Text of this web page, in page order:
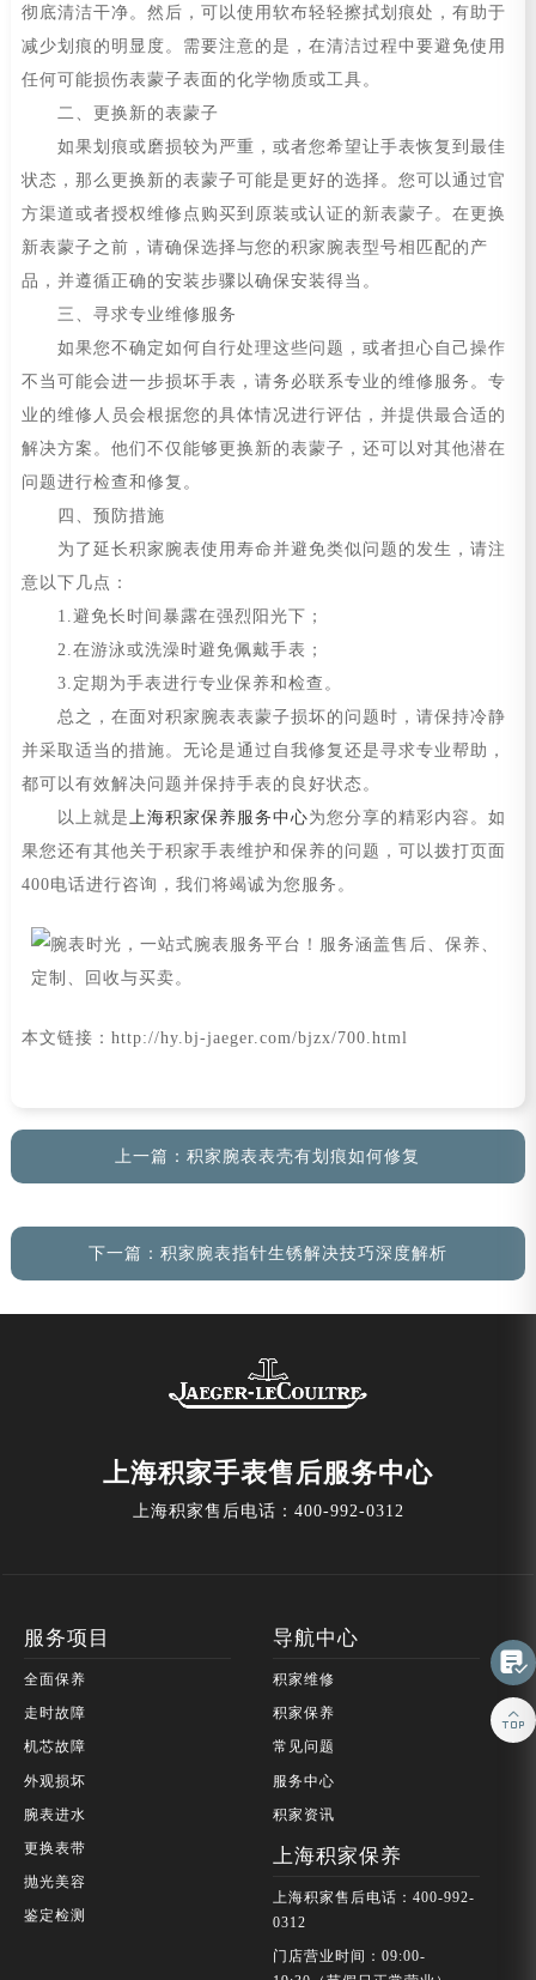
彻底清洁干净。然后，可以使用软布轻轻擦拭划痕处，有助于
减少划痕的明显度。需要注意的是，在清洁过程中要避免使用
任何可能损伤表蒙子表面的化学物质或工具。
二、更换新的表蒙子
如果划痕或磨损较为严重，或者您希望让手表恢复到最佳
状态，那么更换新的表蒙子可能是更好的选择。您可以通过官
方渠道或者授权维修点购买到原装或认证的新表蒙子。在更换
新表蒙子之前，请确保选择与您的积家腕表型号相匹配的产
品，并遵循正确的安装步骤以确保安装得当。
三、寻求专业维修服务
如果您不确定如何自行处理这些问题，或者担心自己操作
不当可能会进一步损坏手表，请务必联系专业的维修服务。专
业的维修人员会根据您的具体情况进行评估，并提供最合适的
解决方案。他们不仅能够更换新的表蒙子，还可以对其他潜在
问题进行检查和修复。
四、预防措施
为了延长积家腕表使用寿命并避免类似问题的发生，请注
意以下几点：
1.避免长时间暴露在强烈阳光下；
2.在游泳或洗澡时避免佩戴手表；
3.定期为手表进行专业保养和检查。
总之，在面对积家腕表表蒙子损坏的问题时，请保持冷静
并采取适当的措施。无论是通过自我修复还是寻求专业帮助，
都可以有效解决问题并保持手表的良好状态。
以上就是上海积家保养服务中心为您分享的精彩内容。如
果您还有其他关于积家手表维护和保养的问题，可以拨打页面
400电话进行咨询，我们将竭诚为您服务。
本文链接：http://hy.bj-jaeger.com/bjzx/700.html
上一篇：积家腕表表壳有划痕如何修复
下一篇： 积家腕表指针生锈解决技巧深度解析
上海积家手表售后服务中心
上海积家售后电话： 400-992-0312
服务项目
全面保养
走时故障
机芯故障
外观损坏
腕表进水
更换表带
抛光美容
鉴定检测
导航中心
积家维修
积家保养
常见问题
服务中心
积家资讯
上海积家保养
上海积家售后电话：400-992-
0312
门店营业时间：09:00-

